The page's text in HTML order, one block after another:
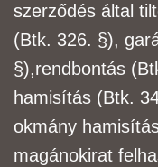
szerződés által
(Btk. 326. §),
§),rendbontás
hamisítás (Btk.
okmány
magánokirat